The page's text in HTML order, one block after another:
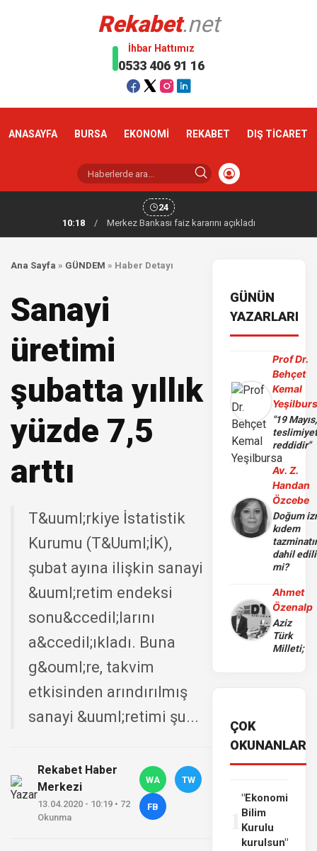
Rekabet.net
İhbar Hattımız
0533 406 91 16
ANASAYFA BURSA EKONOMİ REKABET DIŞ TİCARET
24
10:18
/ Merkez Bankası faiz kararını açıkladı
Ana Sayfa » GÜNDEM » Haber Detayı
Sanayi
üretimi
şubatta yıllık
yüzde 7,5
arttı
T&uuml;rkiye İstatistik
Kurumu (T&Uuml;İK),
şubat ayına ilişkin sanayi
&uuml;retim endeksi
sonu&ccedil;larını
a&ccedil;ıkladı. Buna
g&ouml;re, takvim
etkisinden arındırılmış
sanayi &uuml;retimi şu...
Rekabet Haber
Merkezi
13.04.2020 - 10:19 • 72
Okunma
WA TW
FB
GÜNÜN
YAZARLARI
Prof Dr.
Behçet
Kemal
"19 Mayıs,
reddidir"
Av. Z.
Handan
Özcebe
Doğum
kıdem
dahil
mi?
Ahmet
Özenalp
Aziz
Türk
Milleti;
ÇOK
OKUNANLAR
"Ekonomi
Bilim
Kurulu
kurulsun"